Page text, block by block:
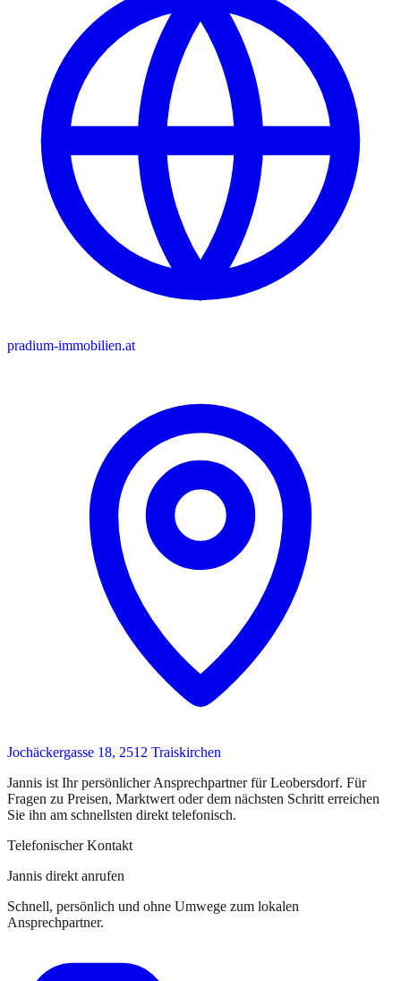
pradium-immobilien.at
Jochäckergasse 18, 2512 Traiskirchen
Jannis ist Ihr persönlicher Ansprechpartnerfür Leobersdorf. Für
Fragen zu Preisen, Marktwert oder dem nächsten Schritt erreichen
Sie ihn am schnellsten direkt telefonisch.
Telefonischer Kontakt
Jannis direkt anrufen
Schnell, persönlich und ohne Umwege zum lokalen
Ansprechpartner.